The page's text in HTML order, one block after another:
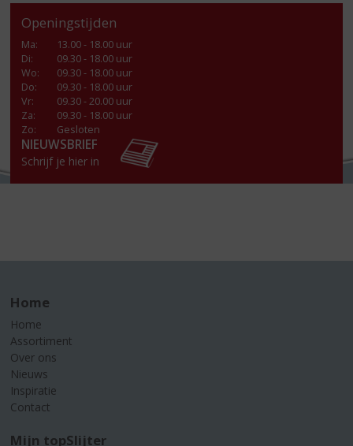
Openingstijden
Ma:
13.00 - 18.00 uur
Di:
09.30 - 18.00 uur
Wo:
09.30 - 18.00 uur
Do:
09.30 - 18.00 uur
Vr:
09.30 - 20.00 uur
Za:
09.30 - 18.00 uur
Zo:
Gesloten
NIEUWSBRIEF
Schrijf je hier in
Home
Home
Assortiment
Over ons
Nieuws
Inspiratie
Contact
Mijn topSlijter